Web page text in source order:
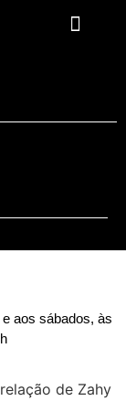
aos sábados, às
de Zahy